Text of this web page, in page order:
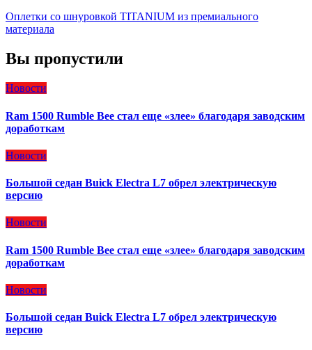
Оплетки со шнуровкой TITANIUM из премиального
материала
Вы пропустили
Новости
Ram 1500 Rumble Bee стал еще «злее» благодаря заводским
доработкам
Новости
Большой седан Buick Electra L7 обрел электрическую
версию
Новости
Ram 1500 Rumble Bee стал еще «злее» благодаря заводским
доработкам
Новости
Большой седан Buick Electra L7 обрел электрическую
версию